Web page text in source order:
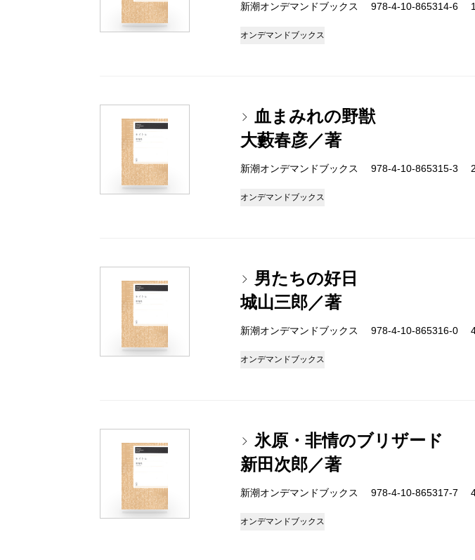
新潮オンデマンドブックス 978-4-10-865314-6
オンデマンドブックス
血まみれの野獣
大藪春彦／著
新潮オンデマンドブックス 978-4-10-865315-3
オンデマンドブックス
男たちの好日
城山三郎／著
新潮オンデマンドブックス 978-4-10-865316-0
オンデマンドブックス
氷原・非情のブリザード
新田次郎／著
新潮オンデマンドブックス 978-4-10-865317-7
オンデマンドブックス